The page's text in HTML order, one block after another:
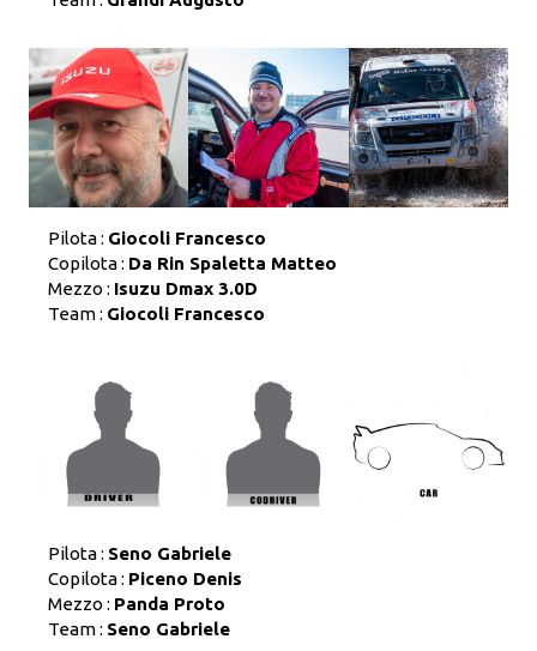
Pilota : Giocoli Francesco
Copilota : Da Rin Spaletta Matteo
Mezzo : Isuzu Dmax 3.0D
Team : Giocoli Francesco
Pilota : Seno Gabriele
Copilota : Piceno Denis
Mezzo : Panda Proto
Team : Seno Gabriele